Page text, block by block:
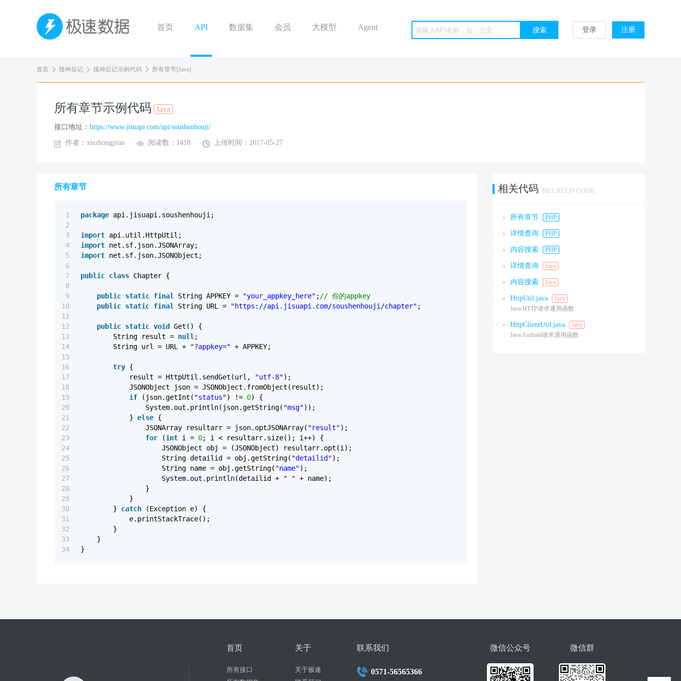
首页 API 数据集 会员 大模型 Agent 登录 注册
首页 搜神后记 搜神后记示例代码 所有章节[Java]
所有章节示例代码 Java
接口地址： https://www.jisuapi.com/api/soushenhouji/
作者：xiezhongpian 阅读数：1418 上传时间：2017-05-27
所有章节
1
2
3
4
5
6
7
8
9
10
11
12
13
14
15
16
17
18
19
20
21
22
23
24
25
26
27
28
29
30
31
32
33
34
package api.jisuapi.soushenhouji;
import api.util.HttpUtil;
import net.sf.json.JSONArray;
import net.sf.json.JSONObject;
public class Chapter {
public static final String APPKEY = "your_appkey_here" ; // 你的appkey
public static final String URL = "https://api.jisuapi.com/soushenhouji/chapter" ;
public static void
Get() {
String result = null ;
String url = URL +
"?appkey=" + APPKEY;
try {
result = HttpUtil.sendGet(url,
"utf-8");
JSONObject json = JSONObject.fromObject(result);
if
(json.getInt( "status") != 0) {
System.out.println(json.getString( "msg"));
} else {
JSONArray resultarr = json.optJSONArray( "result");
for
(int i = 0; i < resultarr.size(); i++) {
JSONObject obj = (JSONObject) resultarr.opt(i);
String detailid = obj.getString( "detailid");
String name = obj.getString( "name");
System.out.println(detailid +
" " + name);
}
}
} catch
(Exception e) {
e.printStackTrace();
}
}
}
相关代码 RELATED CODE
所有章节 PHP
详情查询 PHP
内容搜索 PHP
详情查询 Java
内容搜索 Java
HttpUtil.java
Java
Java HTTP请求通用函数
HttpClientUtil.java
Java
Java Android请求通用函数
首页
所有接口
关于
关于极速
联系我们
0571-56565366
微信公众号 微信群